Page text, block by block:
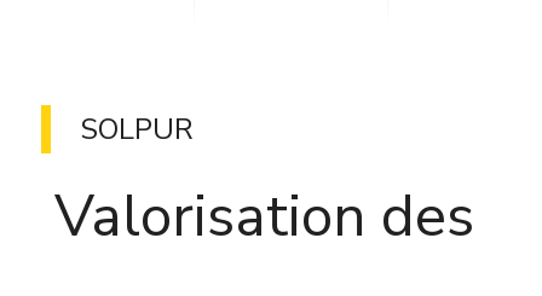
SOLPUR
Valorisation des